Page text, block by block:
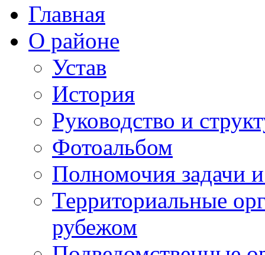
Главная
О районе
Устав
История
Руководство и
Фотоальбом
Полномочия задачи
Территориальные
рубежом